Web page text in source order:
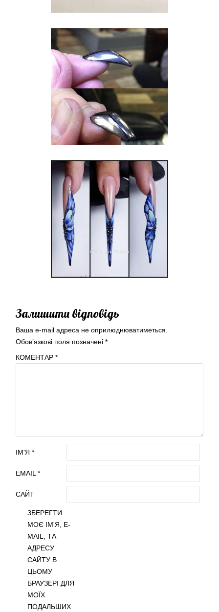
Залишити відповідь
Ваша e-mail адреса не оприлюднюватиметься.
Обов’язкові поля позначені *
КОМЕНТАР *
ІМ'Я *
EMAIL*
САЙТ
ЗБЕРЕГТИ
МОЄ ІМ'Я, E-
MAIL, ТА
АДРЕСУ
САЙТУ В
ЦЬОМУ
БРАУЗЕРІ ДЛЯ
МОЇХ
ПОДАЛЬШИХ